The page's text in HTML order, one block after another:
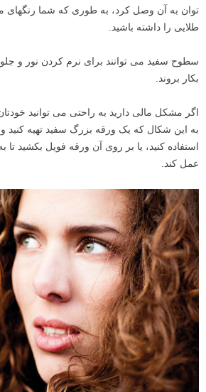
توان به آن وصل کرد، به طوری که شما رنگهای
طلایی را داشته باشید.
سطوح سفید می توانند برای نرم کردن نور و
بکار بروند.
اگر مشکل مالی دارید به راحتی می توانید
به این شکال که یک ورقه بزرگ سفید تهیه کنید و
استفاده کنید، یا بر روی آن ورقه فویل بکشید تا
عمل کند.